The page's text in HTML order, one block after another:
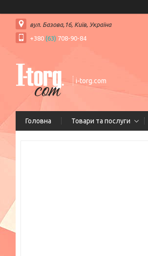
вул. Базова,16, Київ, Україна
+380 (63) 708-90-84
i-torg.com
Головна Товари та послуги